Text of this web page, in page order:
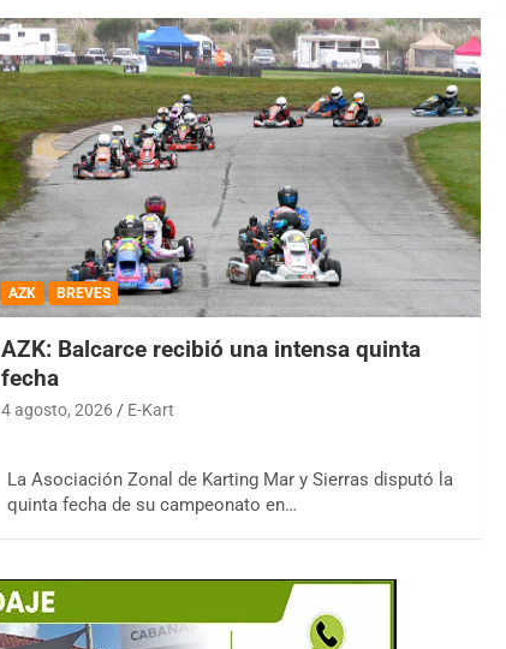
AZK BREVES
AZK: Balcarce recibió una intensa quinta
fecha
4 agosto, 2026 E-Kart
La Asociación Zonal de Karting Mar y Sierras disputó la
quinta fecha de su campeonato en…